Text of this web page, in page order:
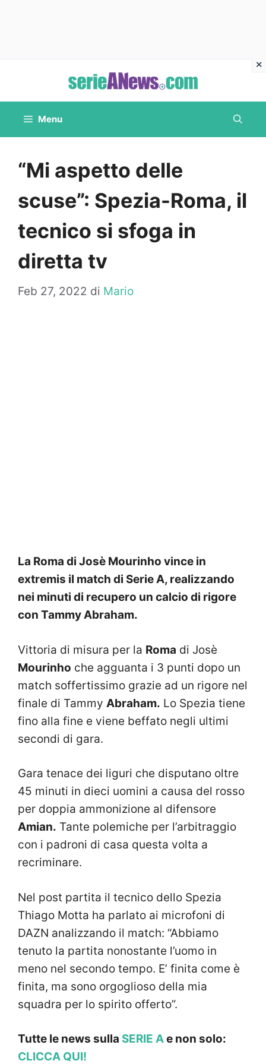
contenuto
Menu
“Mi aspetto delle
scuse”: Spezia-Roma, il
tecnico si sfoga in
diretta tv
Feb 27, 2022 di Mario
La Roma di Josè Mourinho vince in
extremis il match di Serie A, realizzando
nei minuti di recupero un calcio di rigore
con Tammy Abraham.
Vittoria di misura per la Roma di Josè
Mourinho che agguanta i 3 punti dopo un
match soffertissimo grazie ad un rigore nel
finale di Tammy Abraham. Lo Spezia tiene
fino alla fine e viene beffato negli ultimi
secondi di gara.
Gara tenace dei liguri che disputano oltre
45 minuti in dieci uomini a causa del rosso
per doppia ammonizione al difensore
Amian. Tante polemiche per l’arbitraggio
con i padroni di casa questa volta a
recriminare.
Nel post partita il tecnico dello Spezia
Thiago Motta ha parlato ai microfoni di
DAZN analizzando il match: “Abbiamo
tenuto la partita nonostante l’uomo in
meno nel secondo tempo. E’ finita come è
finita, ma sono orgoglioso della mia
squadra per lo spirito offerto”.
Tutte le news sulla SERIE Ae non solo:
CLICCA QUI!